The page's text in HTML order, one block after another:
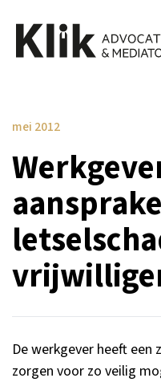
mei 2012
De werkgever heeft
zorgen voor zo veilig